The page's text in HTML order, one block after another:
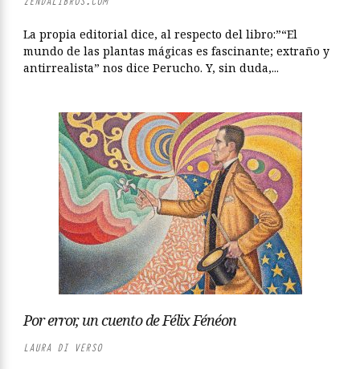
La propia editorial dice, al respecto del libro:”“El
mundo de las plantas mágicas es fascinante; extraño y
antirrealista” nos dice Perucho. Y, sin duda,...
Por error, un cuento de Félix Fénéon
LAURA DI VERSO